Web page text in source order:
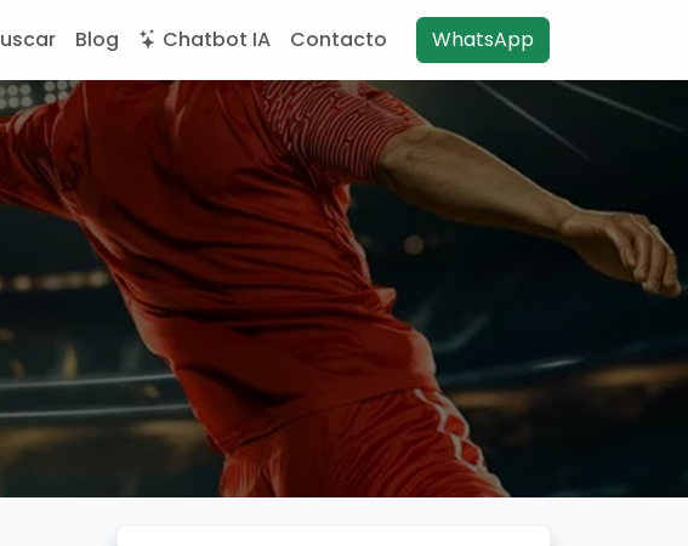
Blog Chatbot IA Contacto WhatsApp